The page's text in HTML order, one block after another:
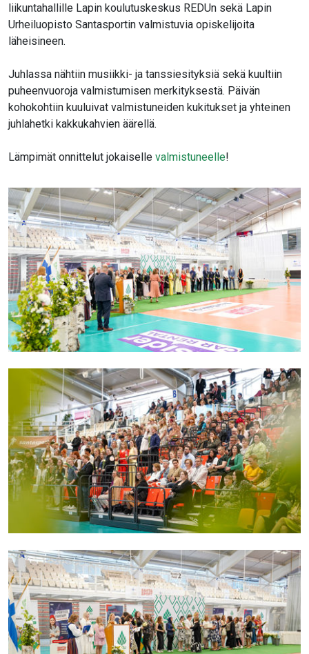
liikuntahallille Lapin koulutuskeskus REDUn sekä Lapin
Urheiluopisto Santasportin valmistuvia opiskelijoita
läheisineen.
Juhlassa nähtiin musiikki- ja tanssiesityksiä sekä kuultiin
puheenvuoroja valmistumisen merkityksestä. Päivän
kohokohtiin kuuluivat valmistuneiden kukitukset ja yhteinen
juhlahetki kakkukahvien äärellä.
Lämpimät onnittelut jokaiselle valmistuneelle!